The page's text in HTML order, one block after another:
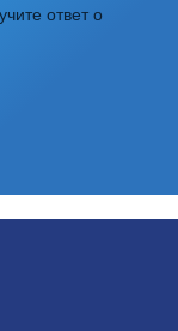
ответ о